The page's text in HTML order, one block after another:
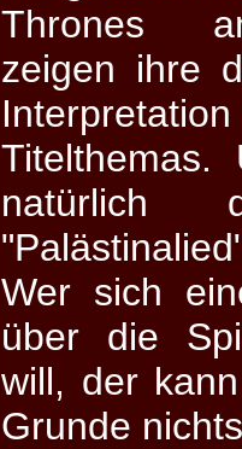
Thrones
zeigen ihre
natürlich
Wer sich
über die
will, der
Grunde